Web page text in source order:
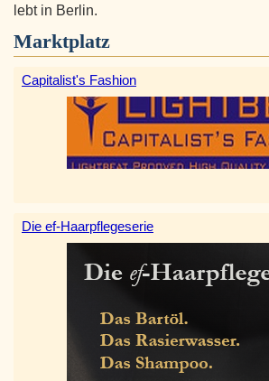
lebt in Berlin.
Marktplatz
Capitalist's Fashion
Die ef-Haarpflegeserie